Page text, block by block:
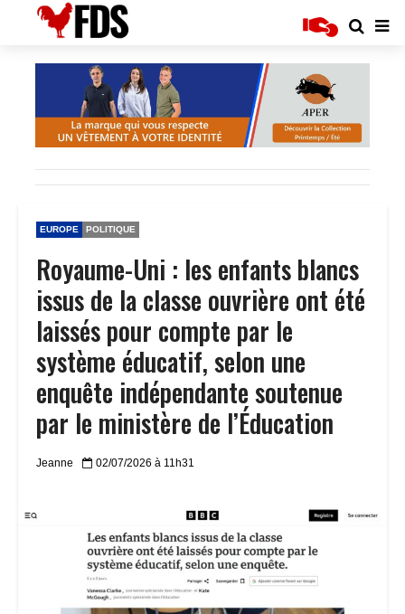
EUROPE POLITIQUE
Royaume-Uni : les enfants blancs
issus de la classe ouvrière ont été
laissés pour compte par le
système éducatif, selon une
enquête indépendante soutenue
par le ministère de l’Éducation
Jeanne 02/07/2026 à 11h31